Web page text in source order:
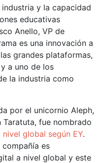
y la capacidad
educativas
Anello, VP de
es una innovación a
grandes plataformas,
a uno de los
la industria como
por el unicornio Aleph,
fue nombrado
global según EY.
es
a nivel global y este